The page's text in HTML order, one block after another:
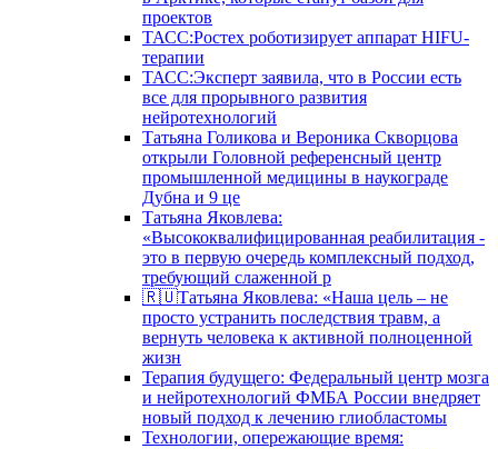
проектов
ТАСС:Ростех роботизирует аппарат HIFU-
терапии
ТАСС:Эксперт заявила, что в России есть
все для прорывного развития
нейротехнологий
Татьяна Голикова и Вероника Скворцова
открыли Головной референсный центр
промышленной медицины в наукограде
Дубна и 9 це
Татьяна Яковлева:
«Высококвалифицированная реабилитация -
это в первую очередь комплексный подход,
требующий слаженной р
🇷🇺Татьяна Яковлева: «Наша цель – не
просто устранить последствия травм, а
вернуть человека к активной полноценной
жизн
Терапия будущего: Федеральный центр мозга
и нейротехнологий ФМБА России внедряет
новый подход к лечению глиобластомы
Технологии, опережающие время: